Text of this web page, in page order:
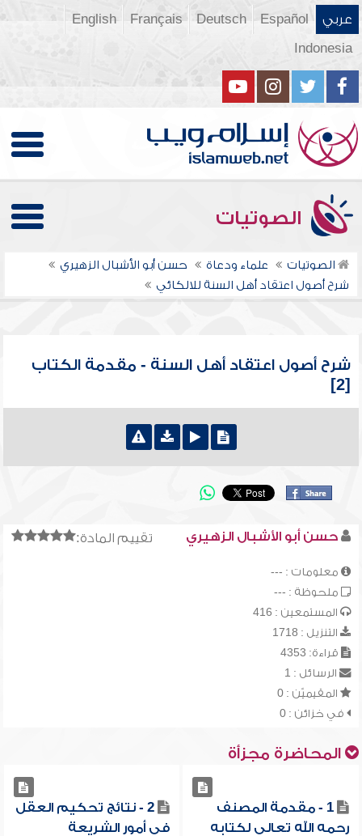
عربي Español
Deutsch
Français
English
Indonesia
الصوتيات
الصوتيات علماء ودعاة
حسن أبو الأشبال الزهيري
شرح أصول اعتقاد أهل السنة للالكائي
شرح أصول اعتقاد أهل السنة - مقدمة الكتاب
[2]
تقييم المادة: حسن أبو الأشبال الزهيري
معلومات : ---
ملحوظة : ---
المستمعين : 416
التنزيل : 1718
قراءة: 4353
الرسائل : 1
المقيميّن : 0
في خزائن : 0
المحاضرة مجزأة
1 - مقدمة المصنف
رحمه الله تعالى لكتابه
2 - نتائج تحكيم العقل
في أمور الشريعة